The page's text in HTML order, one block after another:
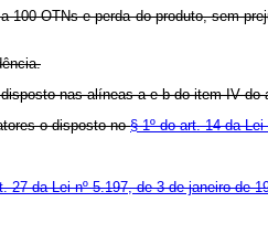
OTNs e perda do produto, sem
nas alíneas a e b do item IV do
o disposto no§ 1º do art. 14 da
27 da Lei nº 5.197, de 3 de janeiro de